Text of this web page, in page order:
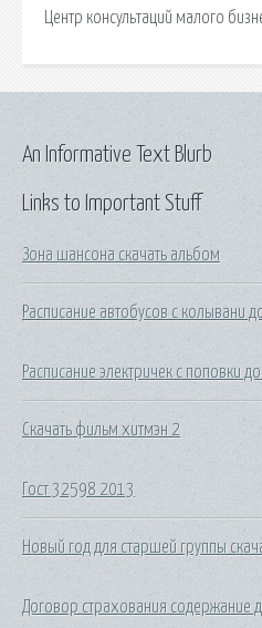
Центр консультаций малого
Links to Important Stuff
Зона шансона скачать альбом
Расписание автобусов с колывани
Расписание электричек с поповки
Скачать фильм хитмэн 2
Гост 32598 2013
Новый год для старшей группы
Договор страхования содержание
An Informative Text Blurb